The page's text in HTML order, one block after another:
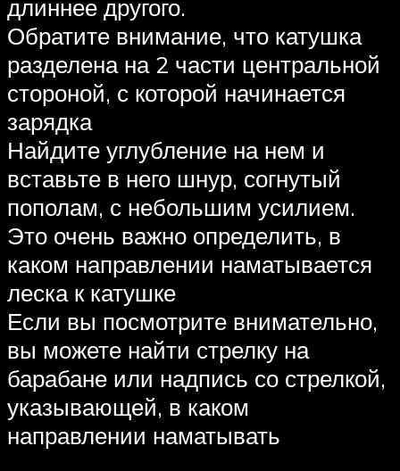
длиннее другого.
Обратите внимание, что катушка
разделена на 2 части центральной
стороной, с которой начинается
зарядка
Найдите углубление на нем и
вставьте в него шнур, согнутый
пополам, с небольшим усилием.
Это очень важно определить, в
каком направлении наматывается
леска к катушке
Если вы посмотрите внимательно,
вы можете найти стрелку на
барабане или надпись со стрелкой,
указывающей, в каком
направлении наматывать